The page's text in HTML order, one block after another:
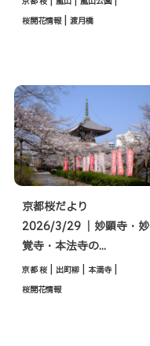
桜開花情報 | 渡月橋
京都桜だより
2026/3/29 ｜妙顕寺・妙
覚寺・本法寺の...
京都 桜 | 出町柳 | 本満寺 |
桜開花情報